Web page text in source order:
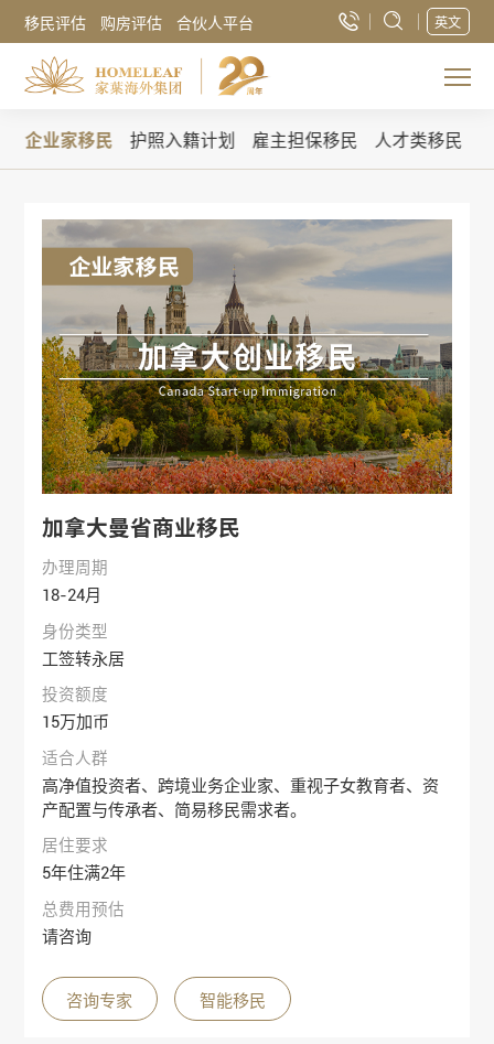
移民评估 购房评估 合伙人平台 英文
企业家移民 护照入籍计划 雇主担保移民 人才类移民
加拿大曼省商业移民
办理周期
18-24月
身份类型
工签转永居
投资额度
15万加币
适合人群
高净值投资者、跨境业务企业家、重视子女教育者、资
产配置与传承者、简易移民需求者。
居住要求
5年住满2年
总费用预估
请咨询
咨询专家 智能移民